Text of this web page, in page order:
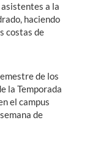
a la
haciendo
costas de
de los
la Temporada
el campus
de